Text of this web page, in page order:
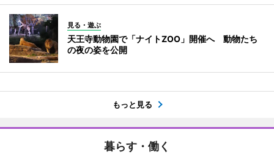
見る・遊ぶ
天王寺動物園で「ナイトZOO」開催へ 動物たち
の夜の姿を公開
もっと見る
暮らす・働く